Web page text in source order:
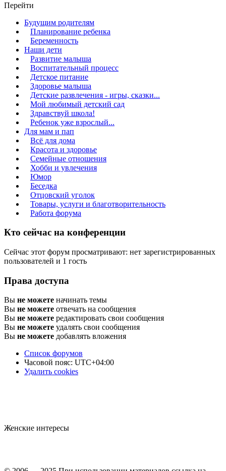
Перейти
Будущим родителям
Планирование ребенка
Беременность
Наши дети
Развитие малыша
Воспитательный процесс
Детское питание
Здоровье малыша
Детские развлечения - игры, сказки...
Мой любимый детский сад
Здравствуй школа!
Ребенок уже взрослый...
Для мам и пап
Всё для дома
Красота и здоровье
Семейные отношения
Хобби и увлечения
Юмор
Беседка
Отцовский уголок
Товары, услуги и благотворительность
Работа форума
Кто сейчас на конференции
Сейчас этот форум просматривают: нет зарегистрированных
пользователей и 1 гость
Права доступа
Вы не можете начинать темы
Вы не можете отвечать на сообщения
Вы не можете редактировать свои сообщения
Вы не можете удалять свои сообщения
Вы не можете добавлять вложения
Список форумов
Часовой пояс: UTC+04:00
Удалить cookies
Женские интересы